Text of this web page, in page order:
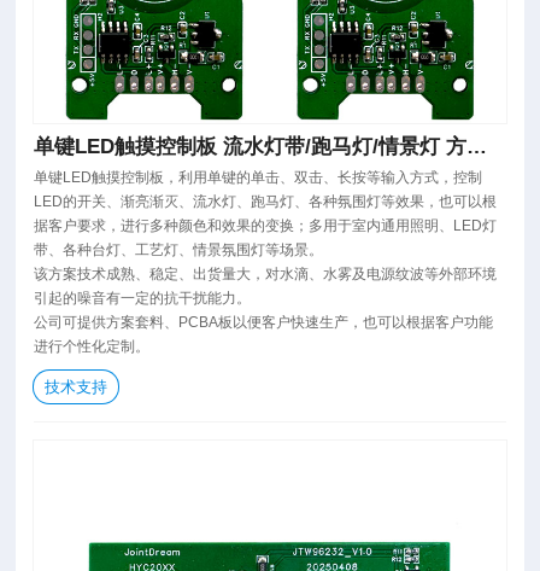
单键LED触摸控制板 流水灯带/跑马灯/情景灯 方案
PCBA板
单键LED触摸控制板，利用单键的单击、双击、长按等输入方式，控制
LED的开关、渐亮渐灭、流水灯、跑马灯、各种氛围灯等效果，也可以根
据客户要求，进行多种颜色和效果的变换；多用于室内通用照明、LED灯
带、各种台灯、工艺灯、情景氛围灯等场景。
该方案技术成熟、稳定、出货量大，对水滴、水雾及电源纹波等外部环境
引起的噪音有一定的抗干扰能力。
公司可提供方案套料、PCBA板以便客户快速生产，也可以根据客户功能
进行个性化定制。
技术支持